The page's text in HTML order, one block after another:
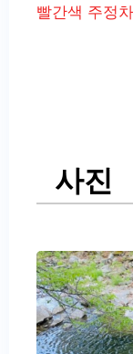
빨간색 주정
사진